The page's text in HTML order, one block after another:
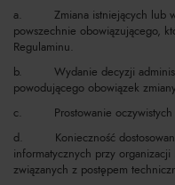
a. Zmiana istniejących lub
powszechnie obowiązującego,
Regulaminu.
b. Wydanie decyzji
powodującego obowiązek
c. Prostowanie oczywistych
d. Konieczność
informatycznych przy
związanych z postępem